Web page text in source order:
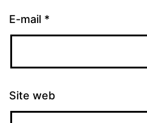
E-mail *
Site web